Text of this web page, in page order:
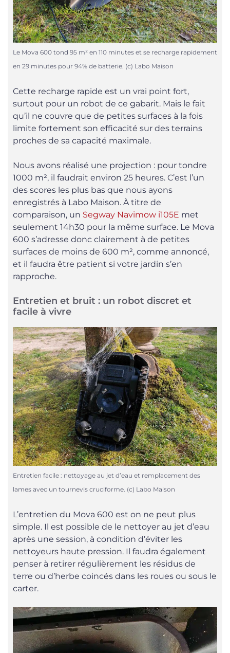
Le Mova 600 tond 95 m² en 110 minutes et se recharge rapidement
en 29 minutes pour 94% de batterie. (c) Labo Maison
Cette recharge rapide est un vrai point fort,
surtout pour un robot de ce gabarit. Mais le fait
qu’il ne couvre que de petites surfaces à la fois
limite fortement son efficacité sur des terrains
proches de sa capacité maximale.
Nous avons réalisé une projection : pour tondre
1000 m², il faudrait environ 25 heures. C’est l’un
des scores les plus bas que nous ayons
enregistrés à Labo Maison. À titre de
comparaison, un Segway Navimow i105E met
seulement 14h30 pour la même surface. Le Mova
600 s’adresse donc clairement à de petites
surfaces de moins de 600 m², comme annoncé,
et il faudra être patient si votre jardin s’en
rapproche.
Entretien et bruit : un robot discret et
facile à vivre
Entretien facile : nettoyage au jet d’eau et remplacement des
lames avec un tournevis cruciforme. (c) Labo Maison
L’entretien du Mova 600 est on ne peut plus
simple. Il est possible de le nettoyer au jet d’eau
après une session, à condition d’éviter les
nettoyeurs haute pression. Il faudra également
penser à retirer régulièrement les résidus de
terre ou d’herbe coincés dans les roues ou sous le
carter.